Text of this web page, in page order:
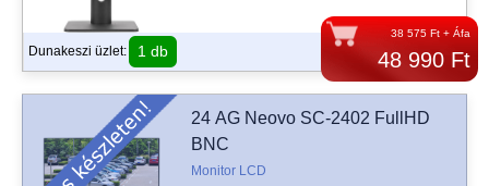
38 575 Ft + Áfa
48 990 Ft
Dunakeszi üzlet: 1 db
24 AG Neovo SC-2402 FullHD
BNC
Monitor LCD